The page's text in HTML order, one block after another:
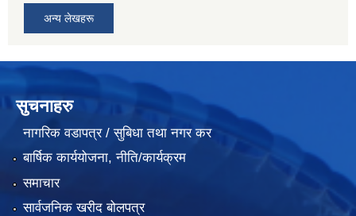
अन्य लेखहरू
सुचनाहरु
नागरिक वडापत्र / सुबिधा तथा नगर कर
बार्षिक कार्ययोजना, नीति/कार्यक्रम
समाचार
सार्वजनिक खरीद बोलपत्र